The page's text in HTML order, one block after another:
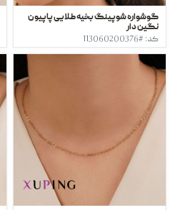
گوشواره شوپینگ بخیه طلایی پاپیون
نگین دار
کد: #113060200376